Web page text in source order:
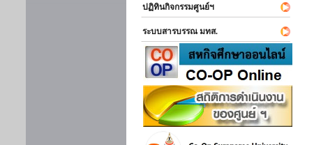
ปฏิทินกิจกรรมศูนย์ฯ
ระบบสารบรรณ มทส.